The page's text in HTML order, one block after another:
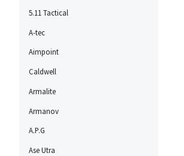
5.11 Tactical
A-tec
Aimpoint
Caldwell
Armalite
Armanov
A.P.G
Ase Utra